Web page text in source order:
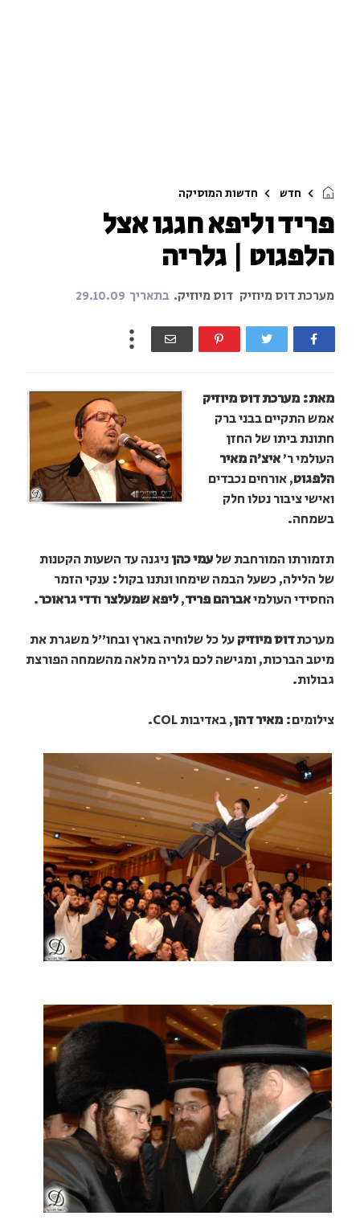
חדש חדשות המוסיקה
פריד וליפא חגגו אצל
הלפגוט | גלריה
מערכת דוס מיוזיק דוס מיוזיק. בתאריך 29.10.09
מאת: מערכת דוס מיוזיק
אמש התקיים בבני ברק
חתונת ביתו של החזן
העולמי ר'איצ'ה מאיר
הלפגוט, אורחים נכבדים
ואישי ציבור נטלו חלק
בשמחה.
תזמורתו המורחבת שלעמי כהןניגנה עד השעות הקטנות
של הלילה, כשעל הבמה שימחו ונתנו בקול: ענקי הזמר
החסידי העולמיאברהם פריד,ליפא שמעלצרודדי גראוכר.
מערכתדוס מיוזיקעל כל שלוחיה בארץ ובחו"ל משגרת את
מיטב הברכות, ומגישה לכם גלריה מלאה מהשמחה הפורצת
גבולות.
צילומים: מאיר דהן, באדיבות COL.